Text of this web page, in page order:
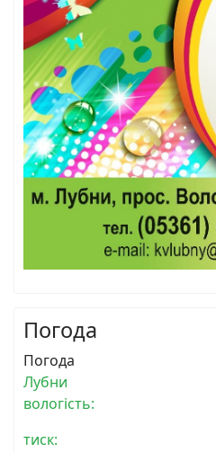
Погода
Погода
Лубни
вологість:
тиск: